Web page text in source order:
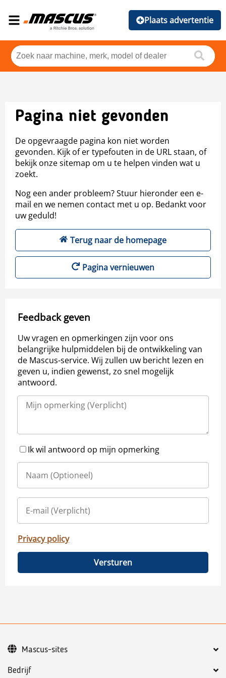
Plaats advertentie
Pagina niet gevonden
De opgevraagde pagina kon niet worden
gevonden. Kijk of er typefouten in de URL staan, of
bekijk onze sitemap om u te helpen vinden wat u
zoekt.
Nog een ander probleem? Stuur hieronder een e-
mail en we nemen contact met u op. Bedankt voor
uw geduld!
Terug naar de homepage
Pagina vernieuwen
Feedback geven
Uw vragen en opmerkingen zijn voor ons
belangrijke hulpmiddelen bij de ontwikkeling van
de Mascus-service. Wij zullen uw bericht lezen en
geven u, indien gewenst, zo snel mogelijk
antwoord.
Ik wil antwoord op mijn opmerking
Privacy policy
Versturen
Bedrijf
Mascus-sites